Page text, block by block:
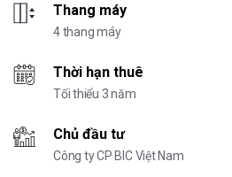
Thang máy
4 thang máy
Thời hạn thuê
Tối thiểu 3 năm
Chủ đầu tư
Công ty CP BIC Việt Nam